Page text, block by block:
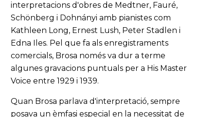
interpretacions d'obres de Medtner, Fauré,
Schönberg i Dohnányi amb pianistes com
Kathleen Long, Ernest Lush, Peter Stadlen i
Edna Iles. Pel que fa als enregistraments
comercials, Brosa només va dur a terme
algunes gravacions puntuals per a His Master
Voice entre 1929 i 1939.
Quan Brosa parlava d'interpretació, sempre
posava un èmfasi especial en la necessitat de